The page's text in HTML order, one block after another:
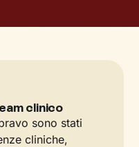
clinico
sono stati
cliniche,